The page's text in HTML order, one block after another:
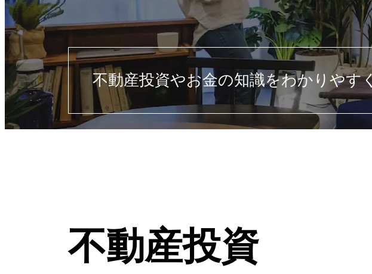
不動産投資やお金の知識をわかりやす
不動産投資